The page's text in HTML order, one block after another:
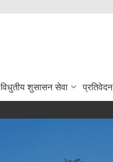
विधुतीय शुसासन सेवा प्रतिवेदन